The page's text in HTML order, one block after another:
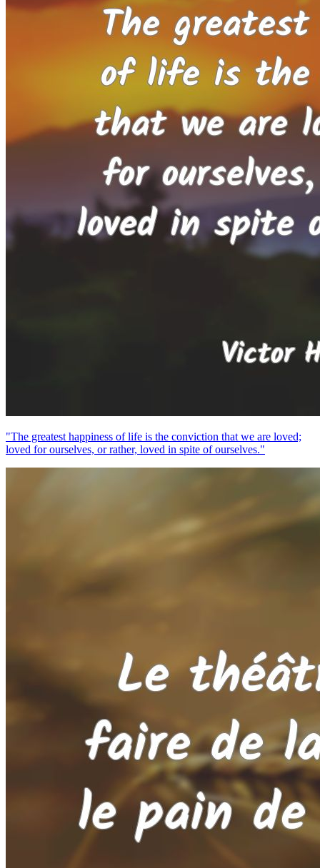
"The greatest happiness of life is the conviction that we are loved;
loved for ourselves, or rather, loved in spite of ourselves."